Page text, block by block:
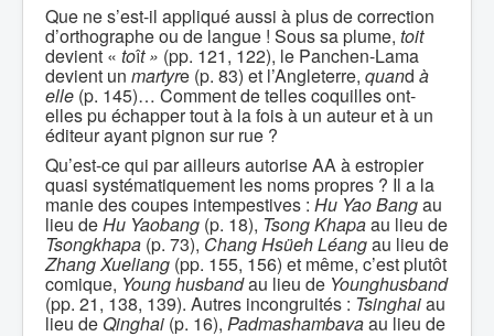
Que ne s’est-il appliqué aussi à plus de correction
d’orthographe ou de langue ! Sous sa plume, toit
devient « toît » (pp. 121, 122), le Panchen-Lama
devient un martyre (p. 83) et l’Angleterre, quand à
elle (p. 145)… Comment de telles coquilles ont-
elles pu échapper tout à la fois à un auteur et à un
éditeur ayant pignon sur rue ?
Qu’est-ce qui par ailleurs autorise AA à estropier
quasi systématiquement les noms propres ? Il a la
manie des coupes intempestives : Hu Yao Bangau
lieu deHu Yaobang (p. 18), Tsong Khapaau lieu de
Tsongkhapa (p. 73), Chang Hsüeh Léangau lieu de
Zhang Xueliang (pp. 155, 156) et même, c’est plutôt
comique, Young husbandau lieu de Younghusband
(pp. 21, 138, 139). Autres incongruités : Tsinghaiau
lieu de Qinghai (p. 16), Padmashambavaau lieu de